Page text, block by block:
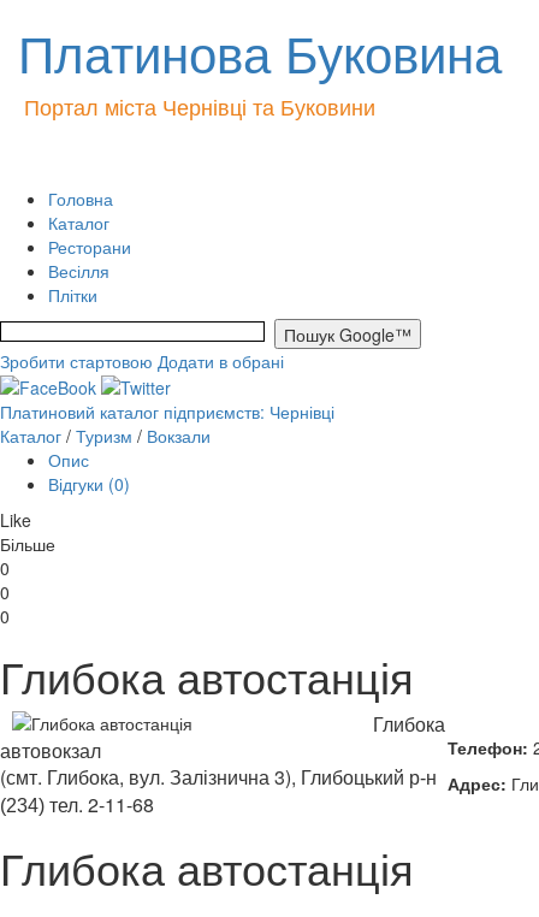
Платинова Буковина
Портал міста Чернівці та Буковини
Головна
Каталог
Ресторани
Весілля
Плітки
Зробити стартовою Додати в обрані
Платиновий каталог підприємств: Чернівці
Каталог / Туризм / Вокзали
Опис
Відгуки (0)
Like
Більше
0
0
0
Глибока автостанція
Телефон:
Адрес:
Глибока
автовокзал
(смт. Глибока, вул. Залізнична 3), Глибоцький р-н
(234) тел. 2-11-68
Глибока автостанція